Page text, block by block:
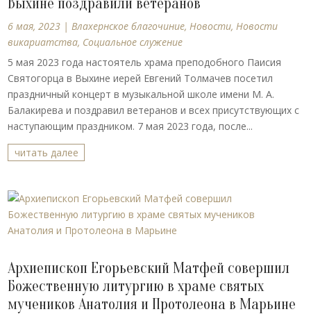
6 мая, 2023 |Влахернское благочиние,Новости,Новости
викариатства, Социальное служение
5 мая 2023 года настоятель храма преподобного Паисия
Святогорца в Выхине иерей Евгений Толмачев посетил
праздничный концерт в музыкальной школе имени М. А.
Балакирева и поздравил ветеранов и всех присутствующих с
наступающим праздником. 7 мая 2023 года, после...
читать далее
Архиепископ Егорьевский Матфей совершил
Божественную литургию в храме святых
мучеников Анатолия и Протолеона в Марьине